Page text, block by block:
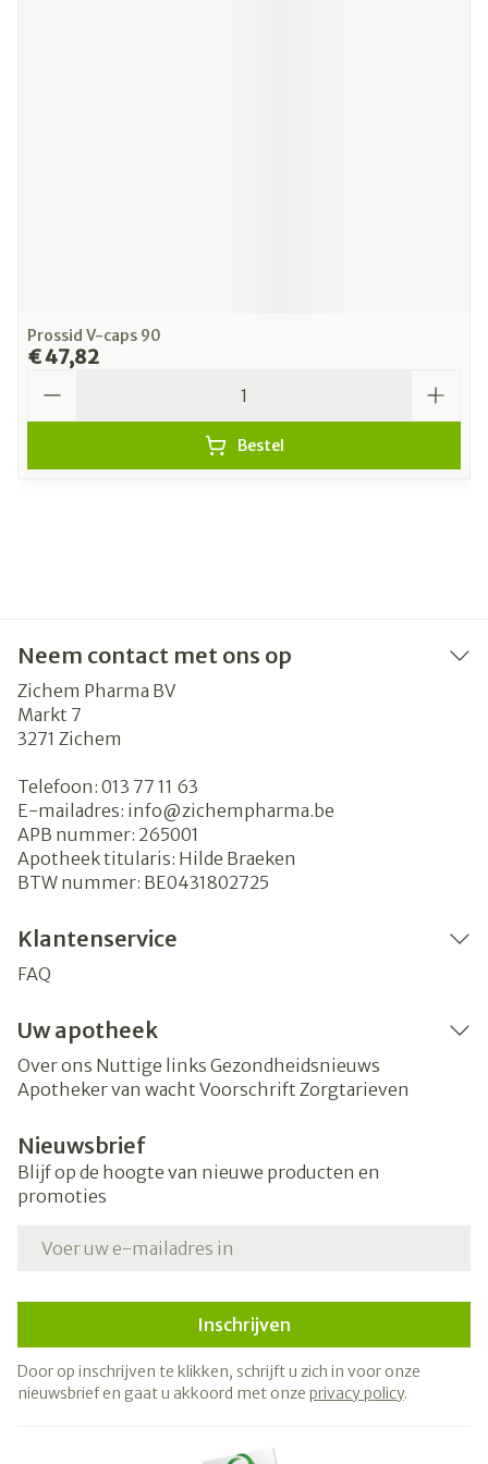
Prossid V-caps 90
€ 47,82
Bestel
Neem contact met ons op
Zichem Pharma BV
Markt 7
3271 Zichem
Telefoon: 013 77 11 63
E-mailadres: info@zichempharma.be
APB nummer: 265001
Apotheek titularis: Hilde Braeken
BTW nummer: BE0431802725
Klantenservice
FAQ
Uw apotheek
Over ons Nuttige links Gezondheidsnieuws
Apotheker van wacht Voorschrift Zorgtarieven
Nieuwsbrief
Blijf op de hoogte van nieuwe producten en
promoties
Inschrijven
Door op inschrijven te klikken, schrijft u zich in voor onze
nieuwsbrief en gaat u akkoord met onze privacy policy.